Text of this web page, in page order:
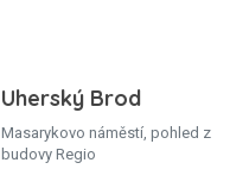
Uherský Brod
Masarykovo náměstí, pohled z
budovy Regio